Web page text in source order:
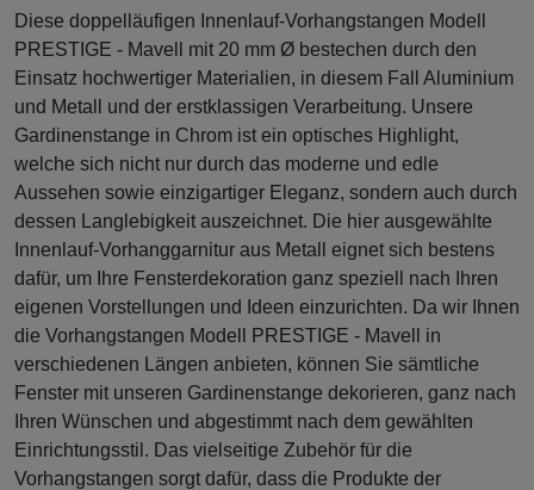
Diese doppelläufigen Innenlauf-Vorhangstangen Modell
PRESTIGE - Mavell mit 20 mm Ø bestechen durch den
Einsatz hochwertiger Materialien, in diesem Fall Aluminium
und Metall und der erstklassigen Verarbeitung. Unsere
Gardinenstange in Chrom ist ein optisches Highlight,
welche sich nicht nur durch das moderne und edle
Aussehen sowie einzigartiger Eleganz, sondern auch durch
dessen Langlebigkeit auszeichnet. Die hier ausgewählte
Innenlauf-Vorhanggarnitur aus Metall eignet sich bestens
dafür, um Ihre Fensterdekoration ganz speziell nach Ihren
eigenen Vorstellungen und Ideen einzurichten. Da wir Ihnen
die Vorhangstangen Modell PRESTIGE - Mavell in
verschiedenen Längen anbieten, können Sie sämtliche
Fenster mit unseren Gardinenstange dekorieren, ganz nach
Ihren Wünschen und abgestimmt nach dem gewählten
Einrichtungsstil. Das vielseitige Zubehör für die
Vorhangstangen sorgt dafür, dass die Produkte der